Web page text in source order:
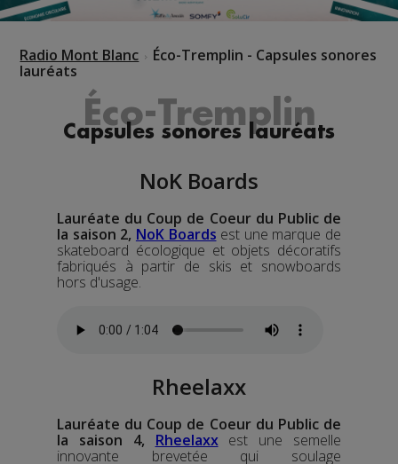
Radio Mont Blanc
Éco-Tremplin - Capsules sonores
lauréats
Éco-Tremplin
Capsules sonores lauréats
NoK Boards
Lauréate du Coup de Coeur du Public de
la saison 2, NoK Boards est une marque de
skateboard écologique et objets décoratifs
fabriqués à partir de skis et snowboards
hors d'usage.
Rheelaxx
Lauréate du Coup de Coeur du Public de
la saison 4,
Rheelaxxest une semelle
innovante brevetée qui soulage